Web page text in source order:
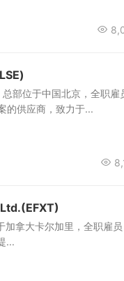
部位于中国北京，全职雇
的供应商，致力于...
加拿大卡尔加里，全职雇员
...